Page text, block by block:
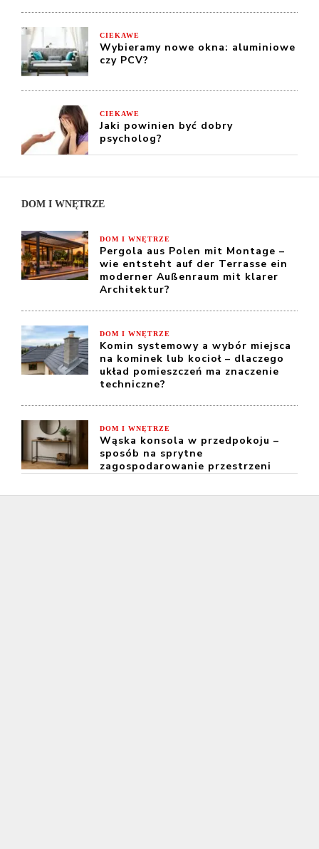
CIEKAWE
Wybieramy nowe okna: aluminiowe
czy PCV?
CIEKAWE
Jaki powinien być dobry
psycholog?
DOM I WNĘTRZE
DOM I WNĘTRZE
Pergola aus Polen mit Montage –
wie entsteht auf der Terrasse ein
moderner Außenraum mit klarer
Architektur?
DOM I WNĘTRZE
Komin systemowy a wybór miejsca
na kominek lub kocioł – dlaczego
układ pomieszczeń ma znaczenie
techniczne?
DOM I WNĘTRZE
Wąska konsola w przedpokoju –
sposób na sprytne
zagospodarowanie przestrzeni